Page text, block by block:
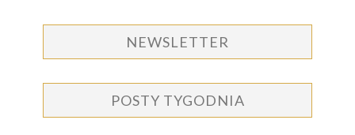
NEWSLETTER
POSTY TYGODNIA